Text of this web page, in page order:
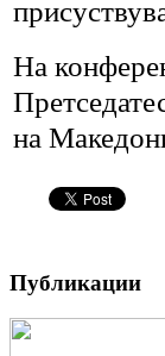
На
на
Публикации